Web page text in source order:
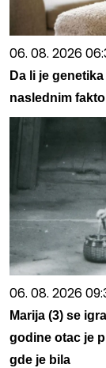
06. 08. 2026
Da li je
naslednim
06. 08. 2026
Marija (3) se
godine otac je
gde je bila